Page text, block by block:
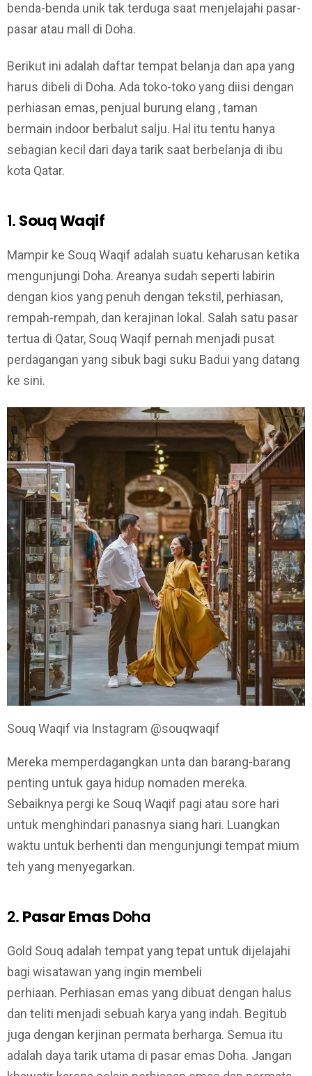
benda-benda unik tak terduga saat menjelajahi pasar-
pasar atau mall di Doha.
Berikut ini adalah daftar tempat belanja dan apa yang
harus dibeli di Doha. Ada toko-toko yang diisi dengan
perhiasan emas, penjual burung elang , taman
bermain indoor berbalut salju. Hal itu tentu hanya
sebagian kecil dari daya tarik saat berbelanja di ibu
kota Qatar.
1. Souq Waqif
Mampir ke Souq Waqif adalah suatu keharusan ketika
mengunjungi Doha. Areanya sudah seperti labirin
dengan kios yang penuh dengan tekstil, perhiasan,
rempah-rempah, dan kerajinan lokal. Salah satu pasar
tertua di Qatar, Souq Waqif pernah menjadi pusat
perdagangan yang sibuk bagi suku Badui yang datang
ke sini.
Souq Waqif via Instagram @souqwaqif
Mereka memperdagangkan unta dan barang-barang
penting untuk gaya hidup nomaden mereka.
Sebaiknya pergi ke Souq Waqif pagi atau sore hari
untuk menghindari panasnya siang hari. Luangkan
waktu untuk berhenti dan mengunjungi tempat mium
teh yang menyegarkan.
2. Pasar Emas Doha
Gold Souq adalah tempat yang tepat untuk dijelajahi
bagi wisatawan yang ingin membeli
perhiaan. Perhiasan emas yang dibuat dengan halus
dan teliti menjadi sebuah karya yang indah. Begitub
juga dengan kerjinan permata berharga. Semua itu
adalah daya tarik utama di pasar emas Doha. Jangan